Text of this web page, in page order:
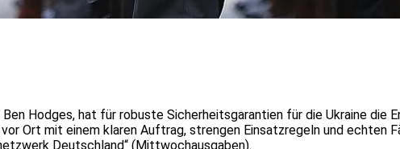
Hodges, hat für robuste Sicherheitsgarantien für die Ukraine
Ort mit einem klaren Auftrag, strengen Einsatzregeln und echten
Deutschland“ (Mittwochausgaben).